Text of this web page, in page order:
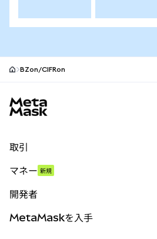
BZon/CIFRon
取引
パーペチュアル
RWA
マネー 新規
開発者
MetaMaskを入手